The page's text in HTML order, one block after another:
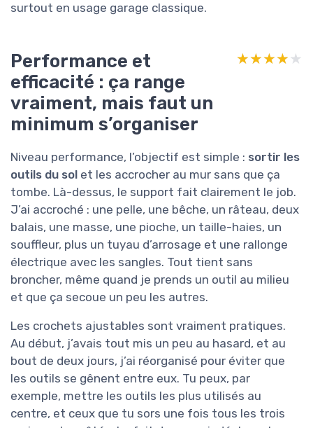
surtout en usage garage classique.
Performance et
efficacité : ça range
vraiment, mais faut un
minimum s’organiser
★★★★★
★★★★★
Niveau performance, l’objectif est simple : sortir les
outils du sol et les accrocher au mur sans que ça
tombe. Là-dessus, le support fait clairement le job.
J’ai accroché : une pelle, une bêche, un râteau, deux
balais, une masse, une pioche, un taille-haies, un
souffleur, plus un tuyau d’arrosage et une rallonge
électrique avec les sangles. Tout tient sans
broncher, même quand je prends un outil au milieu
et que ça secoue un peu les autres.
Les crochets ajustables sont vraiment pratiques.
Au début, j’avais tout mis un peu au hasard, et au
bout de deux jours, j’ai réorganisé pour éviter que
les outils se gênent entre eux. Tu peux, par
exemple, mettre les outils les plus utilisés au
centre, et ceux que tu sors une fois tous les trois